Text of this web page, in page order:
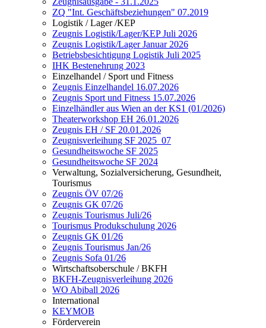
ZQ "Int. Geschäftsbeziehungen" 07.2019
Logistik / Lager /KEP
Zeugnis Logistik/Lager/KEP Juli 2026
Zeugnis Logistik/Lager Januar 2026
Betriebsbesichtigung Logistik Juli 2025
IHK Bestenehrung 2023
Einzelhandel / Sport und Fitness
Zeugnis Einzelhandel 16.07.2026
Zeugnis Sport und Fitness 15.07.2026
Einzelhändler aus Wien an der KS1 (01/2026)
Theaterworkshop EH 26.01.2026
Zeugnis EH / SF 20.01.2026
Zeugnisverleihung SF 2025_07
Gesundheitswoche SF 2025
Gesundheitswoche SF 2024
Verwaltung, Sozialversicherung, Gesundheit,
Tourismus
Zeugnis ÖV 07/26
Zeugnis GK 07/26
Zeugnis Tourismus Juli/26
Tourismus Produkschulung 2026
Zeugnis GK 01/26
Zeugnis Tourismus Jan/26
Zeugnis Sofa 01/26
Wirtschaftsoberschule / BKFH
BKFH-Zeugnisverleihung 2026
WO Abiball 2026
International
KEYMOB
Förderverein